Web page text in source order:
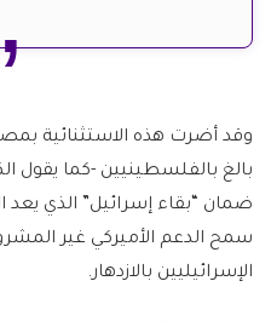
وقد أضرت هذه الاستثنائية
بالغ بالفلسطينيين -كما يقول
ضمان “بقاء إسرائيل” الذي
سمح الدعم الأميركي غير
الإسرائيليين بالازدهار.